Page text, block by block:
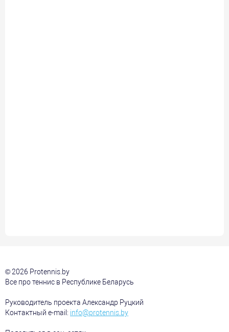
© 2026 Protennis.by
Все про теннис в Республике Беларусь
Руководитель проекта Александр Руцкий
Контактный e-mail: info@protennis.by